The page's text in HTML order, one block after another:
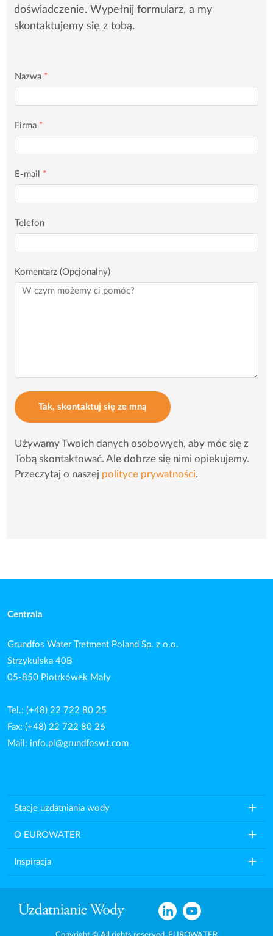
doświadczenie. Wypełnij formularz, a my
skontaktujemy się z tobą.
Nazwa *
Firma *
E-mail *
Telefon
Komentarz (Opcjonalny)
Tak, skontaktuj się ze mną
Używamy Twoich danych osobowych, aby móc się z
Tobą skontaktować. Ale dobrze się nimi opiekujemy.
Przeczytaj o naszej polityce prywatności.
Centrala
Grundfos Water Tretment Poland Sp. z o.o.
Strzykulska 40B
05-850 Piotrkówek Mały
Tel.: (+48) 22 722 80 25
Fax: (+48) 22 722 80 26
Mail: info.pl@grundfoswt.com
Stacje uzdatniania wody add
O EUROWATER add
Inspiracja add